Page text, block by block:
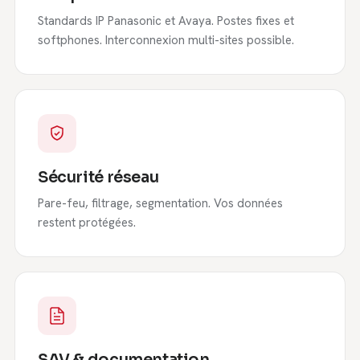
Standards IP Panasonic et Avaya. Postes fixes et
softphones. Interconnexion multi-sites possible.
Sécurité réseau
Pare-feu, filtrage, segmentation. Vos données
restent protégées.